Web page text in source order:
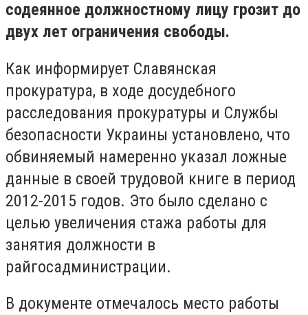
содеянное должностному лицу грозит до
двух лет ограничения свободы.
Как информирует Славянская
прокуратура, в ходе досудебного
расследования прокуратуры и Службы
безопасности Украины установлено, что
обвиняемый намеренно указал ложные
данные в своей трудовой книге в период
2012-2015 годов. Это было сделано с
целью увеличения стажа работы для
занятия должности в
райгосадминистрации.
В документе отмечалось место работы